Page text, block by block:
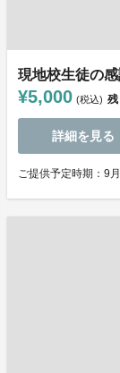
現地校生徒の
¥5,000 (税込) 残
詳細を見る
ご提供予定時期：9